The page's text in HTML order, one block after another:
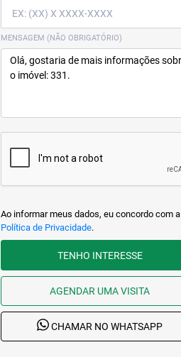
MENSAGEM (NÃO OBRIGATÓRIO)
Ao informar meus dados, eu concordo com a
Política de Privacidade.
TENHO INTERESSE
AGENDAR UMA VISITA
CHAMAR NO WHATSAPP